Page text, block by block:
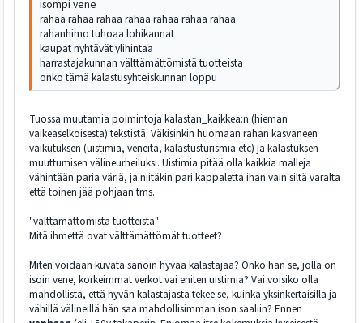
isompi vene
rahaa rahaa rahaa rahaa rahaa rahaa rahaa
rahanhimo tuhoaa lohikannat
kaupat nyhtävät ylihintaa
harrastajakunnan välttämättömistä tuotteista
onko tämä kalastusyhteiskunnan loppu
Tuossa muutamia poimintoja kalastan_kaikkea:n (hieman
vaikeaselkoisesta) tekstistä. Väkisinkin huomaan rahan kasvaneen
vaikutuksen (uistimia, veneitä, kalastusturismia etc) ja kalastuksen
muuttumisen välineurheiluksi. Uistimia pitää olla kaikkia malleja
vähintään paria väriä, ja niitäkin pari kappaletta ihan vain siltä varalta
että toinen jää pohjaan tms.
"välttämättömistä tuotteista"
Mitä ihmettä ovat välttämättömät tuotteet?
Miten voidaan kuvata sanoin hyvää kalastajaa? Onko hän se, jolla on
isoin vene, korkeimmat verkot vai eniten uistimia? Vai voisiko olla
mahdollista, että hyvän kalastajasta tekee se, kuinka yksinkertaisilla ja
vähillä välineillä hän saa mahdollisimman ison saaliin? Ennen